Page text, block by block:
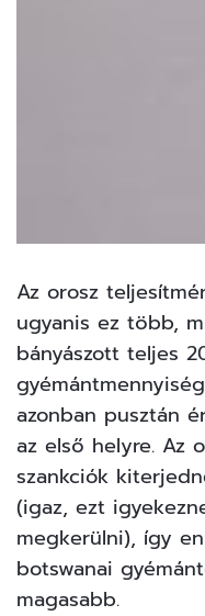
Az orosz
ugyanis ez több,
bányászott teljes
azonban pusztán
az első helyre. Az
szankciók
(igaz, ezt
megkerülni), így
botswanai
magasabb.